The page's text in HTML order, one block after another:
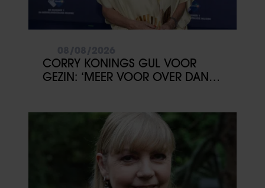
CORRY KONINGS GUL VOOR
GEZIN: ‘MEER VOOR OVER DAN